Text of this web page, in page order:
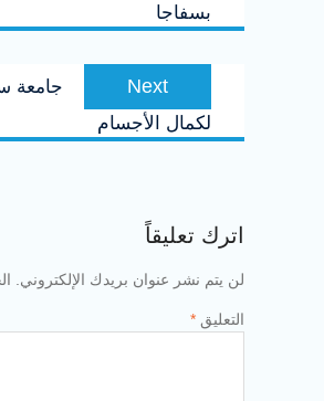
بسفاجا
Next
Next
post:
جامعة
لكمال الأجسام
اترك تعليقاً
لن يتم نشر عنوان بريدك الإلكتروني.
التعليق *